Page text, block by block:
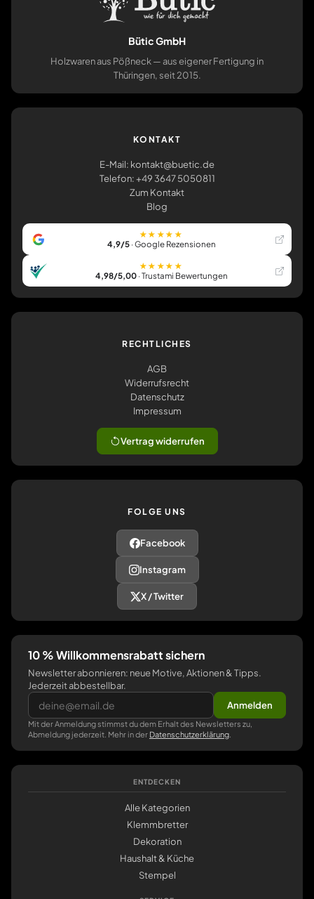
Bütic GmbH
Holzwaren aus Pößneck — aus eigener Fertigung in
Thüringen, seit 2015.
KONTAKT
E-Mail: kontakt@buetic.de
Telefon: +49 3647 5050811
Zum Kontakt
Blog
★★★★★
4,9/5· Google Rezensionen
★★★★★
4,98/5,00· Trustami Bewertungen
RECHTLICHES
AGB
Widerrufsrecht
Datenschutz
Impressum
Vertrag widerrufen
FOLGE UNS
Facebook
Instagram
X / Twitter
10 % Willkommensrabatt sichern
Newsletter abonnieren: neue Motive, Aktionen & Tipps.
Jederzeit abbestellbar.
Anmelden
Mit der Anmeldung stimmst du dem Erhalt des Newsletters zu,
Abmeldung jederzeit. Mehr in der Datenschutzerklärung
ENTDECKEN
Alle Kategorien
Klemmbretter
Dekoration
Haushalt & Küche
Stempel